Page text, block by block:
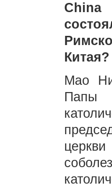
China
Китая?
Мао
Папы